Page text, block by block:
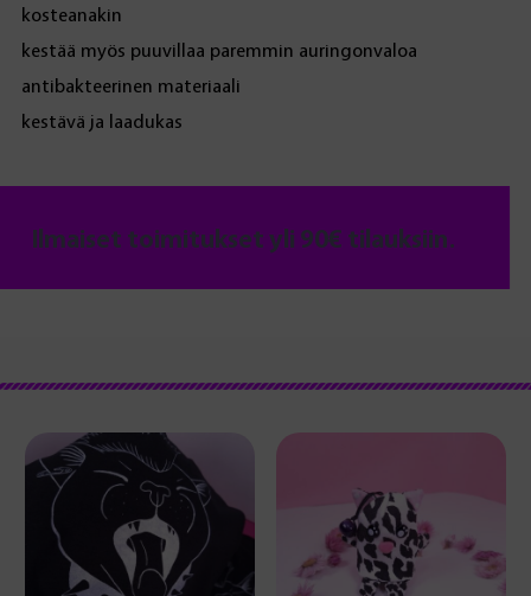
kosteanakin
kestää myös puuvillaa paremmin auringonvaloa
antibakteerinen materiaali
kestävä ja laadukas
Ilmaiset toimitukset yli 90€ tilauksiin.